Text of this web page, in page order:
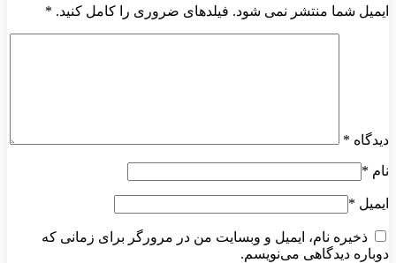
ایمیل شما منتشر نمی شود. فیلدهای ضروری را کامل کنید. *
دیدگاه *
نام *
ایمیل *
ذخیره نام، ایمیل و وبسایت من در مرورگر برای زمانی که
دوباره دیدگاهی می‌نویسم.